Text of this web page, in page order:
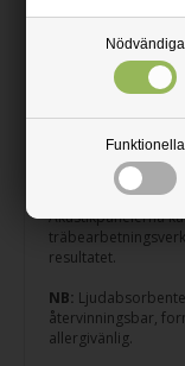
Nödvändiga
Funktionella
Akustikpaneler
minst 50 % av
ljuddämpande
djupa och 3,2 cm
lamell. Lamellerna
och på kanterna,
den svarta
Akustikpanelerna
resultatet.
NB:
återvinningsbar,
allergivänlig.